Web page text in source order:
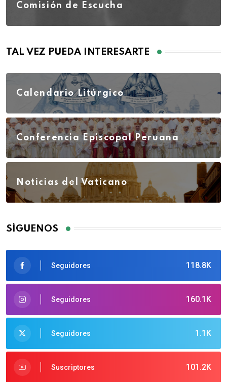
Comisión de Escucha
TAL VEZ PUEDA INTERESARTE
Calendario Litúrgico
Conferencia Episcopal Peruana
Noticias del Vaticano
SÍGUENOS
118.8K
Seguidores
160.1K
Seguidores
1.1K
Seguidores
101.2K
Suscriptores